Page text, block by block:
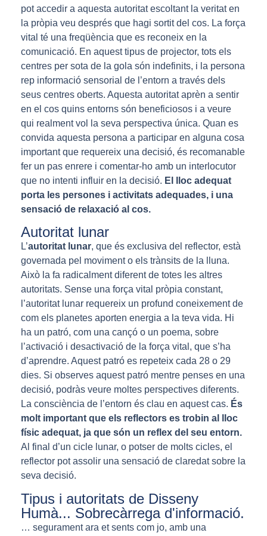
pot accedir a aquesta autoritat escoltant la veritat en
la pròpia veu després que hagi sortit del cos. La força
vital té una freqüència que es reconeix en la
comunicació. En aquest tipus de projector, tots els
centres per sota de la gola són indefinits, i la persona
rep informació sensorial de l’entorn a través dels
seus centres oberts. Aquesta autoritat aprèn a sentir
en el cos quins entorns són beneficiosos i a veure
qui realment vol la seva perspectiva única. Quan es
convida aquesta persona a participar en alguna cosa
important que requereix una decisió, és recomanable
fer un pas enrere i comentar-ho amb un interlocutor
que no intenti influir en la decisió. El lloc adequat
porta les persones i activitats adequades, i una
sensació de relaxació al cos.
Autoritat lunar
L’autoritat lunar, que és exclusiva del reflector, està
governada pel moviment o els trànsits de la lluna.
Això la fa radicalment diferent de totes les altres
autoritats. Sense una força vital pròpia constant,
l’autoritat lunar requereix un profund coneixement de
com els planetes aporten energia a la teva vida. Hi
ha un patró, com una cançó o un poema, sobre
l’activació i desactivació de la força vital, que s’ha
d’aprendre. Aquest patró es repeteix cada 28 o 29
dies. Si observes aquest patró mentre penses en una
decisió, podràs veure moltes perspectives diferents.
La consciència de l’entorn és clau en aquest cas. És
molt important que els reflectors es trobin al lloc
físic adequat, ja que són un reflex del seu entorn.
Al final d’un cicle lunar, o potser de molts cicles, el
reflector pot assolir una sensació de claredat sobre la
seva decisió.
Tipus i autoritats de Disseny
Humà... Sobrecàrrega d'informació.
… segurament ara et sents com jo, amb una